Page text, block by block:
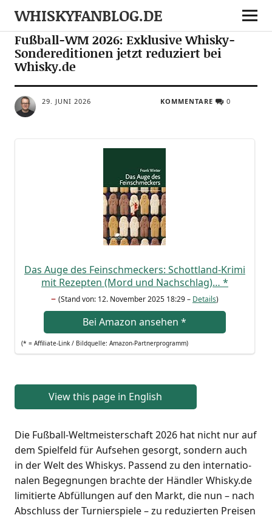
WHISKYFANBLOG.DE
NEWS NOTES
Fußball-WM 2026: Exklusive Whisky-
Sondereditionen jetzt reduziert bei
Whisky.de
29. JUNI 2026 KOMMENTARE 0
Das Auge des Fein­schme­ckers: Schott­land-Kri­mi
mit Rezep­ten (Mord und Nach­schlag)… *
– (Stand von: 12. Novem­ber 2025 18:29 – Details)
Bei Ama­zon anse­hen*
(* = Affi­lia­te-Link / Bild­quel­le: Amazon-Partnerprogramm)
View this page in English
Die Fuß­ball-Welt­meis­ter­schaft 2026 hat nicht nur auf
dem Spiel­feld für Auf­se­hen gesorgt, son­dern auch
in der Welt des Whis­kys. Pas­send zu den inter­na­tio­
na­len Begeg­nun­gen brach­te der Händ­ler Whisky.de
limi­tier­te Abfül­lun­gen auf den Markt, die nun – nach
Abschluss der Tur­nier­spie­le – zu redu­zier­ten Prei­sen